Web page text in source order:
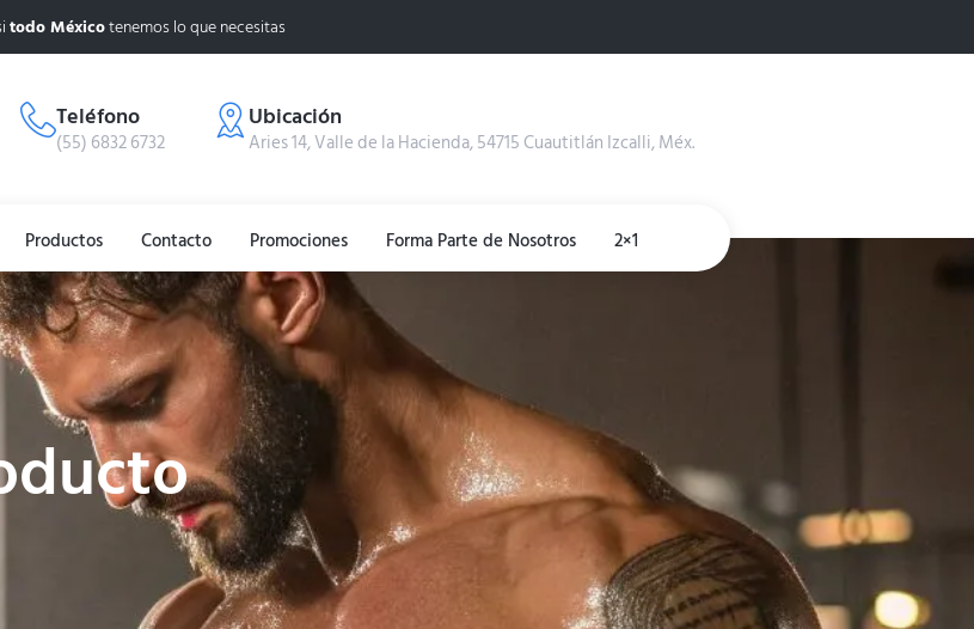
todo Méxicotenemos lo que necesitas
Teléfono
(55) 6832 6732
Ubicación
Aries 14, Valle de la Hacienda, 54715 Cuautitlán Izcalli, Méx.
Productos Contacto Promociones Forma Parte de Nosotros 2×1